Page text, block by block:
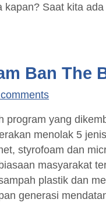
kapan? Saat kita
Ban The
program yang
menolak 5
styrofoam dan
masyarakat
plastik dan
generasi